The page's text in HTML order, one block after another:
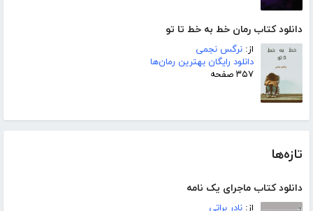
دانلود کتاب رمان خط به خط تا تو
از: نرگس نجمی
دانلود رایگان بهترین رمان‌ها
۳۵۷ صفحه
تازه‌ها
دانلود کتاب ماجرای یک نامه
از: نادر براتی